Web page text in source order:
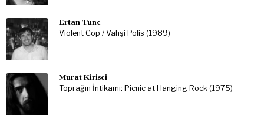
Ertan Tunc
Violent Cop / Vahşi Polis (1989)
Murat Kirisci
Toprağın İntikamı: Picnic at Hanging Rock (1975)